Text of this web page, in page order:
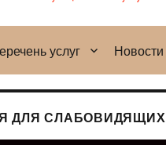
услуг Новости
ДЛЯ СЛАБОВИДЯЩИХ